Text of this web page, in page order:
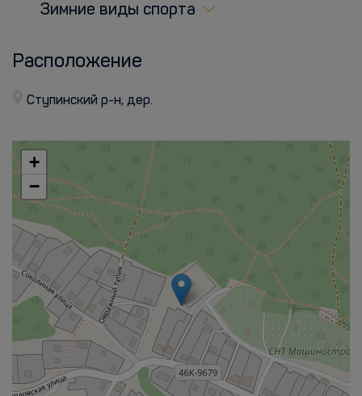
Зимние виды спорта
Расположение
Ступинский р-н, дер.
+
−